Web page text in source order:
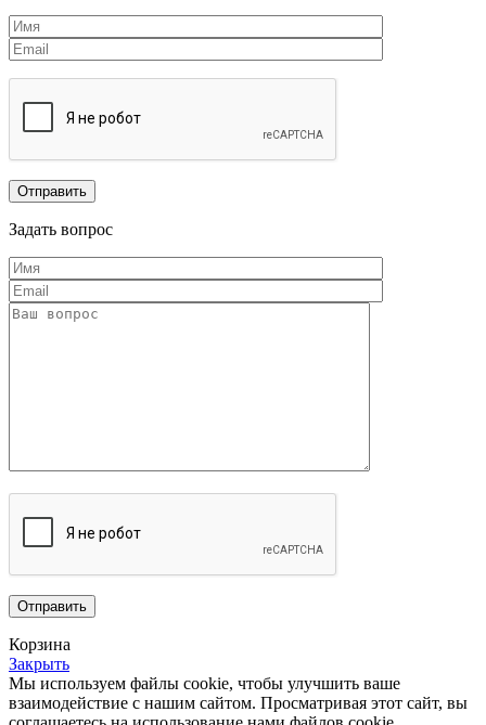
Задать вопрос
Корзина
Закрыть
Мы используем файлы cookie, чтобы улучшить ваше
взаимодействие с нашим сайтом. Просматривая этот сайт, вы